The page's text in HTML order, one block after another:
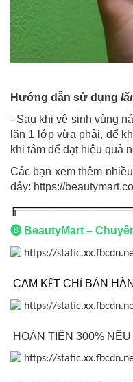
Hướng dẫn sử dụng
- Sau khi vệ sinh vùng
lăn 1 lớp vừa phải, để
khi tắm để đạt hiệu quả
Các bạn xem thêm
đây: https://
🅑 BeautyMart –
CAM KẾT CH Ỉ BÁN
HOÀN TIỀN 300%